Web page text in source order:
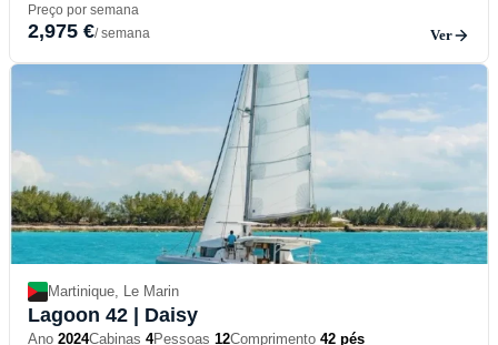
Preço por semana
2,975 €/ semana Ver
Martinique, Le Marin
Lagoon 42 | Daisy
Ano 2024Cabinas 4Pessoas 12Comprimento 42 pés